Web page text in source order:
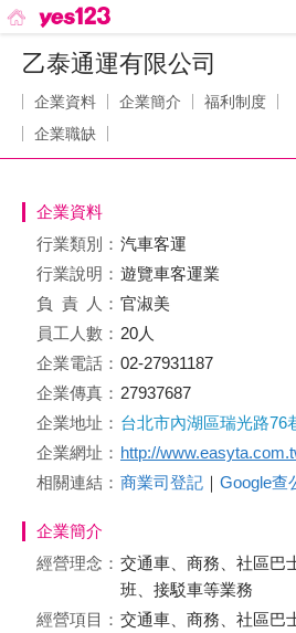
乙泰通運有限公司
企業資料 企業簡介
福利制度
企業職缺
企業資料
行業類別： 汽車客運
行業說明： 遊覽車客運業
負責 人： 官淑美
員工人數： 20人
企業電話： 02-27931187
企業傳真： 27937687
企業地址： 台北市內湖區瑞光路76
企業網址： http://
相關連結： 商業司登記 ｜ Google查
企業簡介
經營理念： 交通車、商務、社區巴
班、接駁車等業務
經營項目： 交通車、商務、社區巴